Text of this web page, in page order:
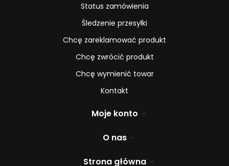
Status zamówienia
Śledzenie przesyłki
Chcę zareklamować produkt
Chcę zwrócić produkt
Chcę wymienić towar
Kontakt
Moje konto
O nas
Strona główna